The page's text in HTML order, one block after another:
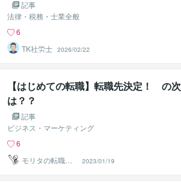
べきメリットと導入法
記事
法律・税務・士業全般
6
TK社労士 2026/02/22
【はじめての転職】転職先決定！ の次
は？？
記事
ビジネス・マーケティング
6
モリタの転職支
援
2023/01/19